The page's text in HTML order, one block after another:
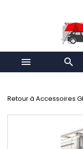
 
Retour à Accessoires